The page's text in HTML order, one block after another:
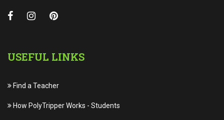
USEFUL LINKS
Find a Teacher
How PolyTripper Works - Students